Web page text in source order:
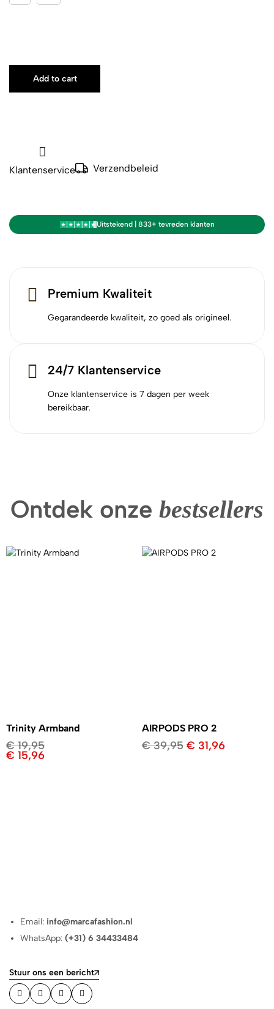
Add to cart
Klantenservice Verzendbeleid
Uitstekend | 833+ tevreden klanten
Premium Kwaliteit
Gegarandeerde kwaliteit, zo goed als origineel.
24/7 Klantenservice
Onze klantenservice is 7 dagen per week
bereikbaar.
Ontdek onze bestsellers
Trinity Armband
€19,95
€ 15,96
AIRPODS PRO 2
€39,95 € 31,96
Email: info@marcafashion.nl
WhatsApp:(+31) 6 34433484
Stuur ons een bericht